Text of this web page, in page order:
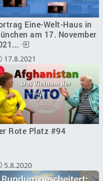
Eine-Welt-Haus in
am 17. November
17.8.2021
Rote Platz #94
5.8.2020